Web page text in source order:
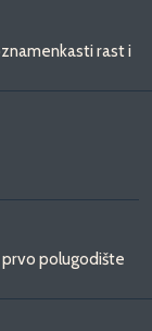
rast i
polugodište